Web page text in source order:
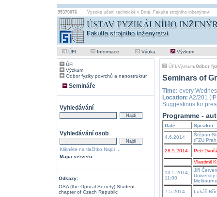
95370076 Vysoké učení technické v Brně, Fakulta strojního inženýrství
ÚFI Informace Výuka Výzkum
ÚFI
Výzkum
Odbor fyziky povrchů a nanostruktur
Semináře
Vyhledávání
Vyhledávání osob
Klikněte na tlačítko Najdi ..
Mapa serveru
Odkazy:
OSA (the Optical Society) Student
chapter of Czech Republic
ÚFI /Výzkum/Odbor
Seminars of
Time: every
Location: A2/201
Suggestions for
Programme -
Date Speaker
4.6.2014
Štěpán
(FZU
28.5.2014
Petr
Vlastimil
13.5.2014,
11:00
Jiří
University
Melbourne
7.5.2014
Lukáš